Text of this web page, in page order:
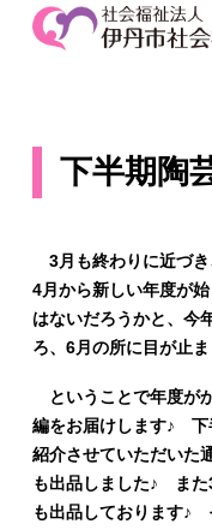
下半期陶
3月も終わりに近づ
4月から新しい年度が
はないだろうかと、今
ろ、6月の所に目が止ま
ということで年度が
編をお届けします♪ 下
紹介させていただいた
も出品しました♪ また
も出品しております♪